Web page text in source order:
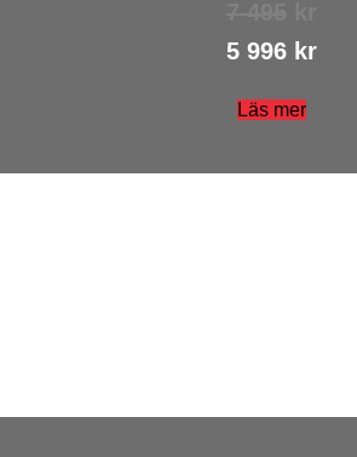
5 996 kr
Läs mer